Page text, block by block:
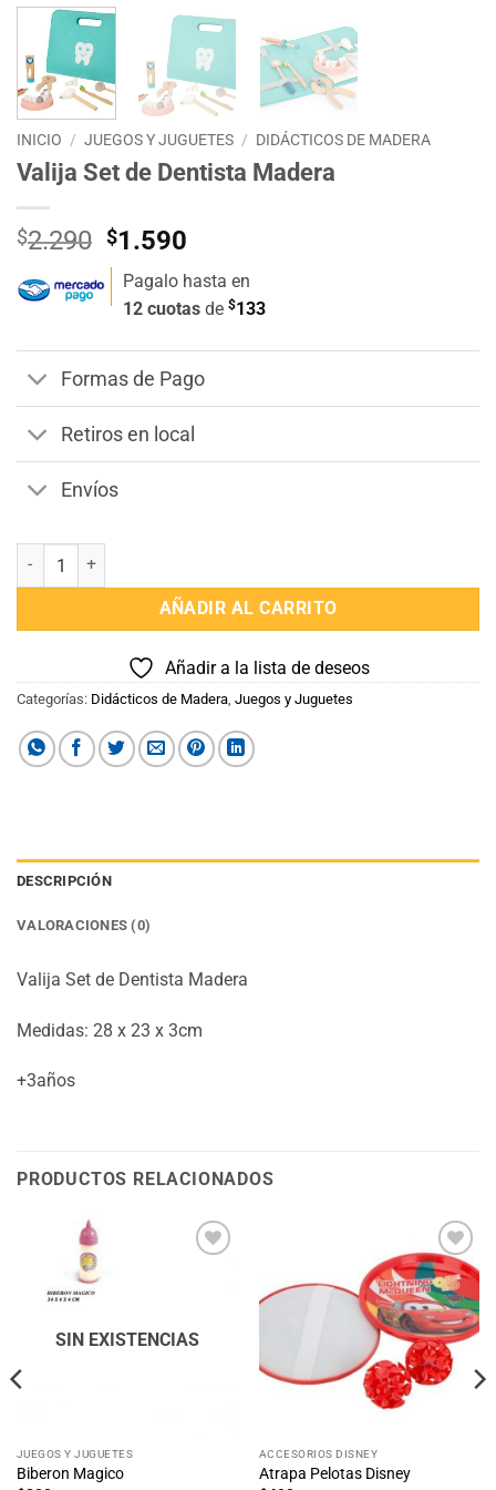
INICIO / JUEGOS Y JUGUETES / DIDÁCTICOS DE MADERA
Valija Set de Dentista Madera
$2.290 El
precio
original
era:
$2.290.
$1.590
actual
es:
$1.590.
Pagalo hasta en
12 cuotas de $133
Formas de Pago
Retiros en local
Envíos
Valija Set de Dentista Madera cantidad
AÑADIR AL CARRITO
Añadir a la lista de deseos
Categorías: Didácticos de Madera Juegos y Juguetes
DESCRIPCIÓN
VALORACIONES (0)
Valija Set de Dentista Madera
Medidas: 28 x 23 x 3cm
+3años
PRODUCTOS RELACIONADOS
deseos
SIN EXISTENCIAS
JUEGOS Y JUGUETES
Biberon Magico
Añadir
a la
lista
de
deseos
ACCESORIOS DISNEY
Atrapa Pelotas Disney